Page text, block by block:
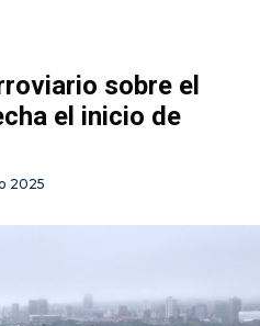
sobre el
el inicio de
2025